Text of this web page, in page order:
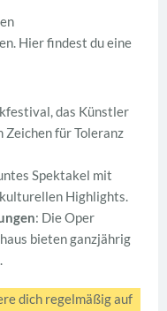
Hier findest du eine
das Künstler
für Toleranz
Spektakel mit
Highlights.
: Die Oper
bieten ganzjährig
dich regelmäßig auf